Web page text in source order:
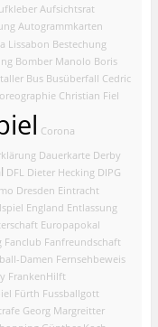
Aufsichtsrat
Autogrammkarten
Lissabon Bestechung
Bomber Manolo Boris
Bus Busüberfall Cedric
Christian Fiel
Corona
Dauerkarte Derby
DFL Dieter Hecking DIPG
Dresden Eintracht
England Entlassung
Europapokal
Fanclub Fanfreundschaft
Damen Fernsehbeweis
FrankenHilft
Fürth Fussballgott
Georg Margreitter